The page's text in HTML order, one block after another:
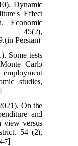
Dynamic
Effect
Economic
Persian)
Some tests
Carlo
studies,
On the
and
view versus
54 (2),
7]